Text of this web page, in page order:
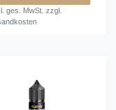
ges. MwSt. zzgl.